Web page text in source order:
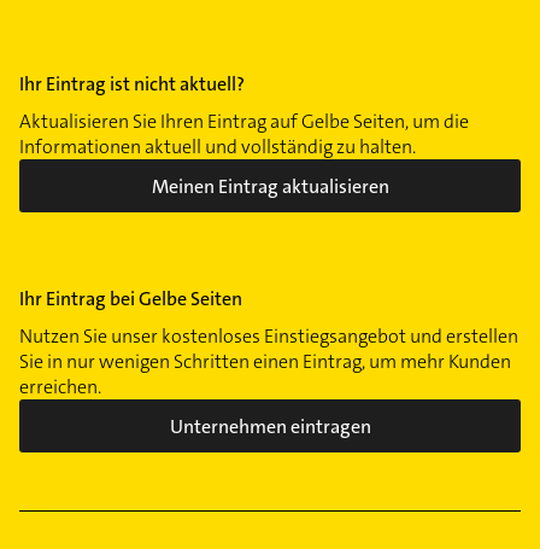
Ihr Eintrag ist nicht aktuell?
Aktualisieren Sie Ihren Eintrag auf Gelbe Seiten, um die
Informationen aktuell und vollständig zu halten.
Meinen Eintrag aktualisieren
Ihr Eintrag bei Gelbe Seiten
Nutzen Sie unser kostenloses Einstiegsangebot und erstellen
Sie in nur wenigen Schritten einen Eintrag, um mehr Kunden
erreichen.
Unternehmen eintragen